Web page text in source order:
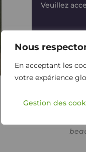
Nous
En acceptant les
votre expérience
Gestion des
GJ